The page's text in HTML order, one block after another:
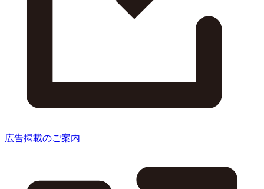
広告掲載のご案内